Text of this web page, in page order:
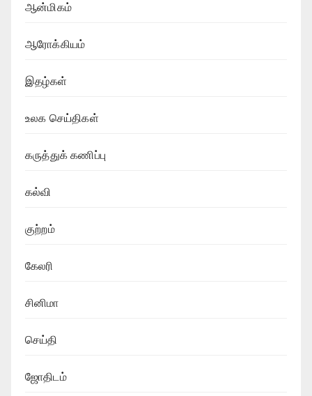
ஆன்மிகம்
ஆரோக்கியம்
இதழ்கள்
உலக செய்திகள்
கருத்துக் கணிப்பு
கல்வி
குற்றம்
கேலரி
சினிமா
செய்தி
ஜோதிடம்